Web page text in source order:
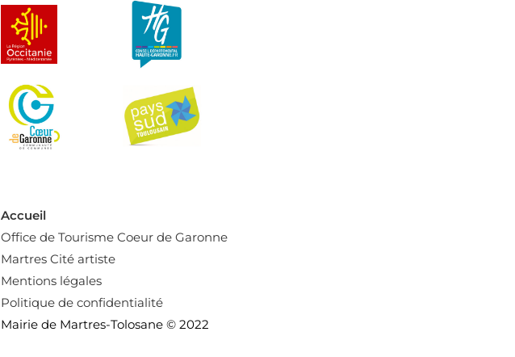
Accueil
Office de Tourisme Coeur de Garonne
Martres Cité artiste
Mentions légales
Politique de confidentialité
Mairie de Martres-Tolosane © 2022